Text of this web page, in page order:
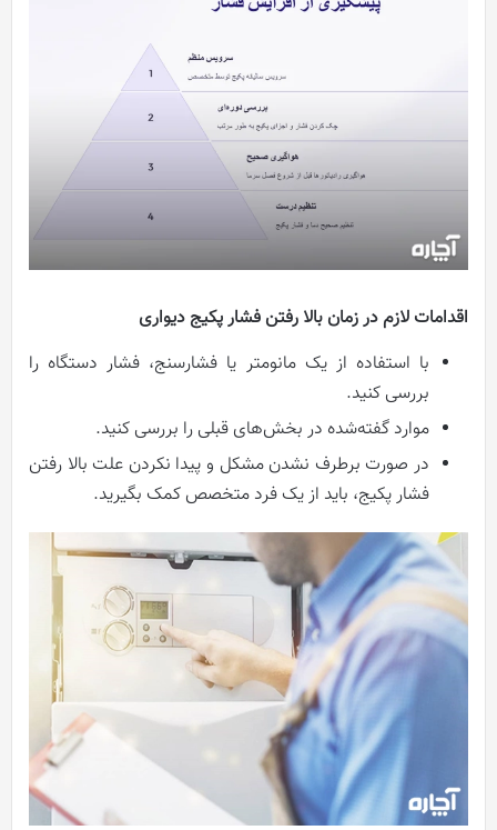
اقدامات لازم در زمان بالا رفتن فشار پکیج دیواری
با استفاده از یک مانومتر یا فشارسنج، فشار دستگاه را
بررسی کنید.
موارد گفته‌شده در بخش‌های قبلی را بررسی کنید.
در صورت برطرف نشدن مشکل و پیدا نکردن علت بالا رفتن
فشار پکیج، باید از یک فرد متخصص کمک بگیرید.